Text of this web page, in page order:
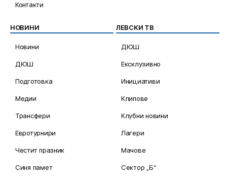
Контакти
НОВИНИ
Новини
ДЮШ
Подготовка
Медии
Трансфери
Евротурнири
Честит празник
Синя памет
ЛЕВСКИ ТВ
ДЮШ
Ексклузивно
Инициативи
Клипове
Клубни новини
Лагери
Мачове
Сектор „Б“